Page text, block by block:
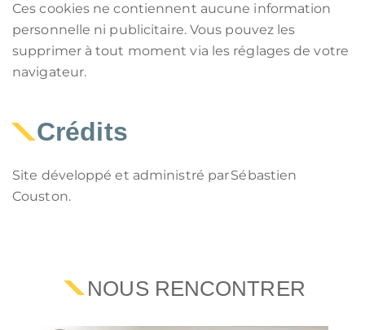
Ces cookies ne contiennent aucune information
personnelle ni publicitaire. Vous pouvez les
supprimer à tout moment via les réglages de votre
navigateur.
Crédits
Site développé et administré par Sébastien
Couston.
NOUS RENCONTRER